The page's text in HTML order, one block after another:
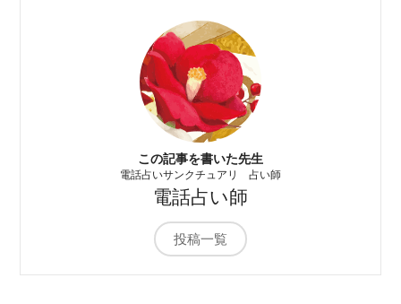
この記事を書いた先生
電話占いサンクチュアリ 占い師
電話占い師
投稿一覧